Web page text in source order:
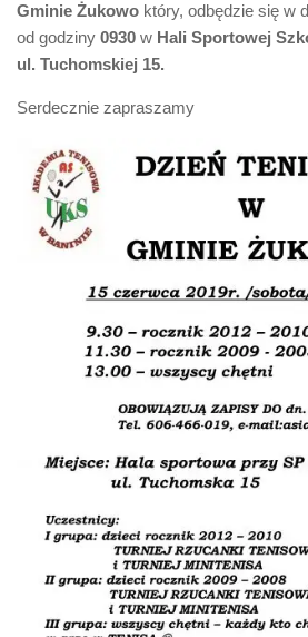
Gminie Żukowo który, odbędzie się w
od godziny 0930 w Hali Sportowej
ul. Tuchomskiej 15.
Serdecznie zapraszamy